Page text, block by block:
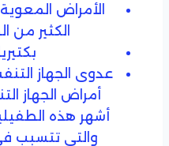
الأمراض
الكثير من
عدوى الجهاز
أمراض الجهاز
أشهر هذه
والتي تتسبب